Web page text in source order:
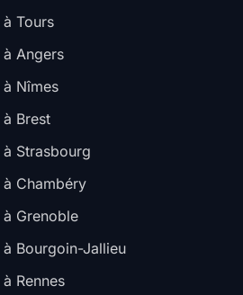
Tours
Angers
Nîmes
Brest
Strasbourg
Chambéry
Grenoble
Bourgoin-Jallieu
Rennes